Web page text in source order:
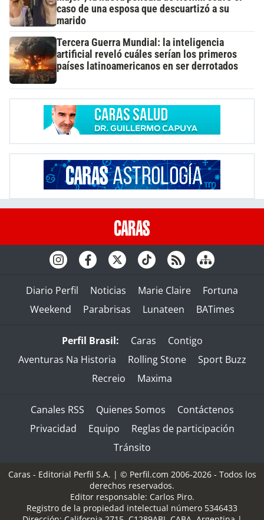
caso de una esposa que descuartizó a su
marido
Tercera Guerra Mundial: la inteligencia
artificial reveló cuáles serían los primeros
países latinoamericanos en ser derrotados
Diario Perfil Noticias Marie Claire
Fortuna
Weekend
Parabrisas Lunateen BATimes
Perfil Brasil: Caras
Contigo
Aventuras Na Historia
Rolling Stone
Sport Buzz
Recreio
Maxima
Canales RSS Quienes Somos
Contáctenos
Privacidad
Equipo
Reglas de participación
Tránsito
Caras - Editorial Perfil S.A. | © Perfil.com 2006-2026 - Todos los
derechos reservados.
Editor responsable: Carlos Piro.
Registro de la propiedad intelectual número 5346433